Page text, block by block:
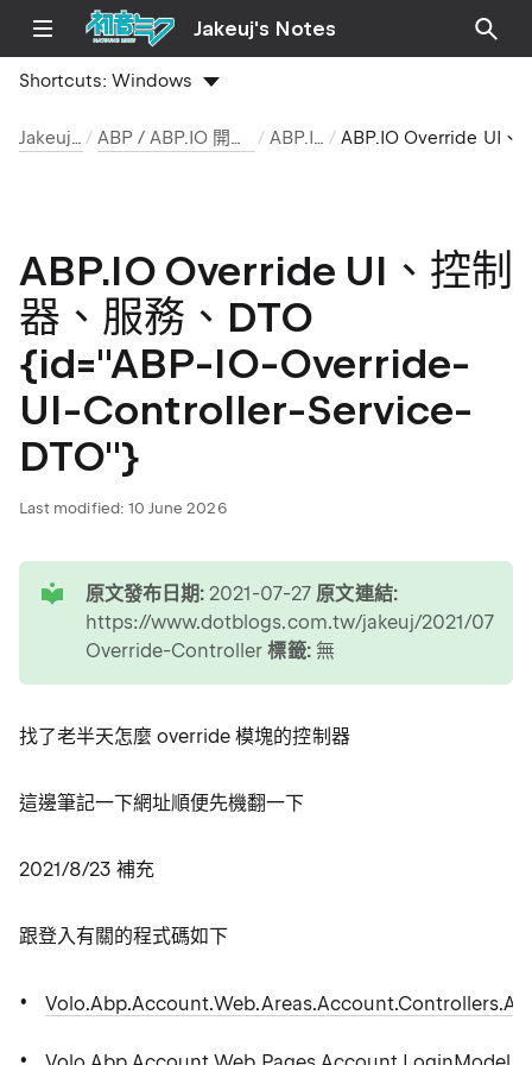
Jakeuj's Notes
Shortcuts:Windows
Jakeuj 筆記本 ABP / ABP.IO 開發環境與安裝筆記 ABP.IO 文章
ABP.IO Override UI、控制
器、服務、DTO
{id="ABP-IO-Override-
UI-Controller-Service-
DTO"}
Last modified: 10 June 2026
原文發布日期: 2021-07-27 原文連結:
https://www.dotblogs.com.tw/jakeuj/2021/07/27/
Override-Controller標籤:無
找了老半天怎麼 override 模塊的控制器
這邊筆記一下網址順便先機翻一下
2021/8/23 補充
跟登入有關的程式碼如下